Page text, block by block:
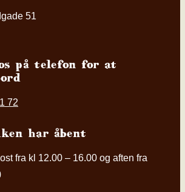
51
på telefon for at
72
har åbent​
fra kl 12.00 – 16.00 og aften fra